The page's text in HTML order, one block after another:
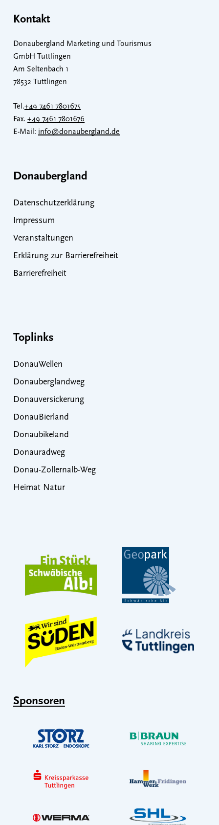
Kontakt
Donaubergland Marketing und Tourismus
GmbH Tuttlingen
Am Seltenbach 1
78532 Tuttlingen
Tel.+49 7461 7801675
Fax. +49 7461 7801676
E-Mail: info@donaubergland.de
Donaubergland
Datenschutzerklärung
Impressum
Veranstaltungen
Erklärung zur Barrierefreiheit
Barrierefreiheit
Toplinks
DonauWellen
Donauberglandweg
Donauversickerung
DonauBierland
Donaubikeland
Donauradweg
Donau-Zollernalb-Weg
Heimat Natur
Sponsoren